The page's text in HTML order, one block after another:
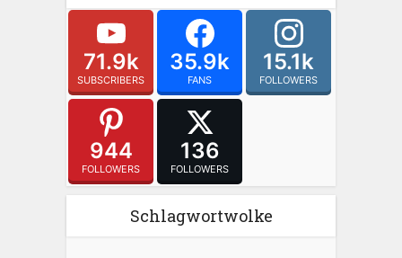
71.9k
SUBSCRIBERS
35.9k
FANS
15.1k
FOLLOWERS
944
FOLLOWERS
136
FOLLOWERS
Schlagwortwolke